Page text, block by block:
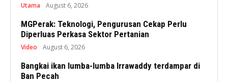
Utama August 6, 2026
MGPerak: Teknologi, Pengurusan Cekap Perlu
Diperluas Perkasa Sektor Pertanian
Video August 6, 2026
Bangkai ikan lumba-lumba Irrawaddy terdampar di
Ban Pecah